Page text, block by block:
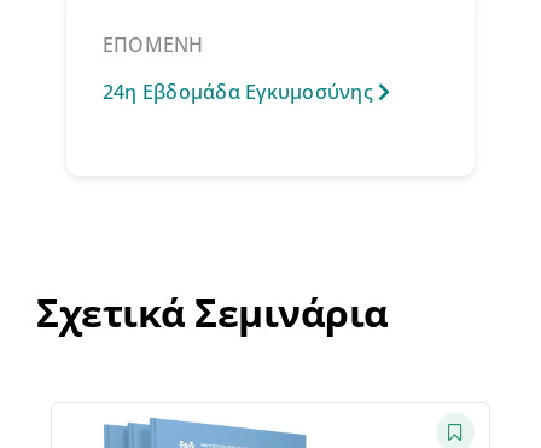
ΕΠΟΜΕΝΗ
24η Εβδομάδα Εγκυμοσύνης
Σχετικά Σεμινάρια